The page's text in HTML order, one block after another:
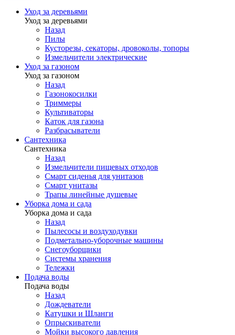
Уход за деревьями
Уход за деревьями
Назад
Пилы
Кусторезы, секаторы, дровоколы, топоры
Измельчители электрические
Уход за газоном
Уход за газоном
Назад
Газонокосилки
Триммеры
Культиваторы
Каток для газона
Разбрасыватели
Сантехника
Сантехника
Назад
Измельчители пищевых отходов
Смарт сиденья для унитазов
Смарт унитазы
Трапы линейные душевые
Уборка дома и сада
Уборка дома и сада
Назад
Пылесосы и воздуходувки
Подметально-уборочные машины
Снегоуборщики
Системы хранения
Тележки
Подача воды
Подача воды
Назад
Дождеватели
Катушки и Шланги
Опрыскиватели
Мойки высокого давления